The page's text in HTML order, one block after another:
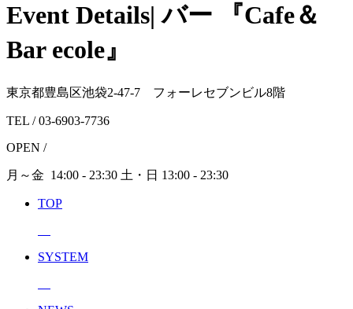
Event Details| バー 『Cafe＆
Bar ecole』
東京都豊島区池袋2-47-7 フォーレセブンビル8階
TEL /03-6903-7736
OPEN /
月～金 14:00 - 23:30 土・日 13:00 - 23:30
TOP
SYSTEM